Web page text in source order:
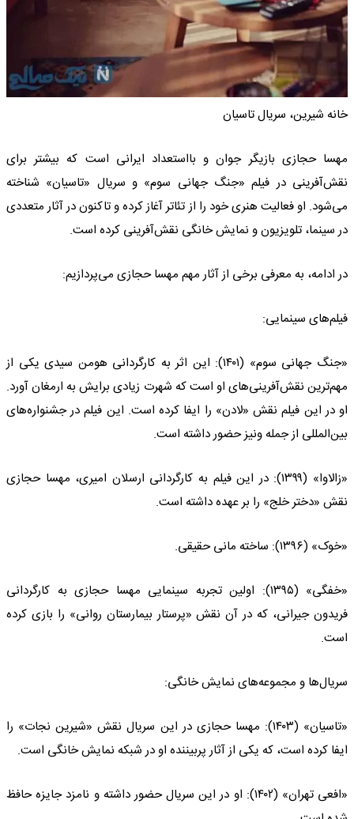
خانه شیرین، سریال تاسیان
مهسا حجازی بازیگر جوان و بااستعداد ایرانی است که بیشتر برای
نقش‌آفرینی در فیلم «جنگ جهانی سوم» و سریال «تاسیان» شناخته
می‌شود. او فعالیت هنری خود را از تئاتر آغاز کرده و تاکنون در آثار متعددی
در سینما، تلویزیون و نمایش خانگی نقش‌آفرینی کرده است.
در ادامه، به معرفی برخی از آثار مهم مهسا حجازی می‌پردازیم:
فیلم‌های سینمایی:
«جنگ جهانی سوم» (۱۴۰۱): این اثر به کارگردانی هومن سیدی یکی از
مهم‌ترین نقش‌آفرینی‌های او است که شهرت زیادی برایش به ارمغان آورد.
او در این فیلم نقش «لادن» را ایفا کرده است. این فیلم در جشنواره‌های
بین‌المللی از جمله ونیز حضور داشته است.
«زالاوا» (۱۳۹۹): در این فیلم به کارگردانی ارسلان امیری، مهسا حجازی
نقش «دختر خلج» را بر عهده داشته است.
«خوک» (۱۳۹۶): ساخته مانی حقیقی.
«خفگی» (۱۳۹۵): اولین تجربه سینمایی مهسا حجازی به کارگردانی
فریدون جیرانی، که در آن نقش «پرستار بیمارستان روانی» را بازی کرده
است.
سریال‌ها و مجموعه‌های نمایش خانگی:
«تاسیان» (۱۴۰۳): مهسا حجازی در این سریال نقش «شیرین نجات» را
ایفا کرده است، که یکی از آثار پربیننده او در شبکه نمایش خانگی است.
«افعی تهران» (۱۴۰۲): او در این سریال حضور داشته و نامزد جایزه حافظ